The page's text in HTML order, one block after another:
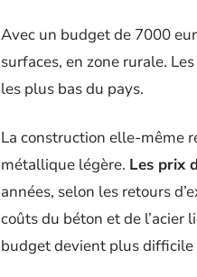
Avec un budget de 7000
surfaces, en zone rurale.
les plus bas du pays.
La construction elle-même
métallique légère. Les prix
années, selon les retours
coûts du béton et de l’acier
budget devient plus difficile